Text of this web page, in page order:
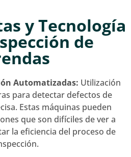
y Tecnología
de
Automatizadas: Utilización
para detectar defectos de
Estas máquinas pueden
que son difíciles de ver a
la eficiencia del proceso de